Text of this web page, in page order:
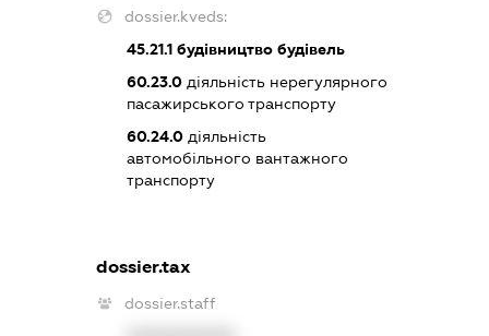
dossier.kveds:
45.21.1будівництво будівель
60.23.0діяльність нерегулярного
пасажирського транспорту
60.24.0діяльність
автомобільного вантажного
транспорту
dossier.tax
dossier.staff